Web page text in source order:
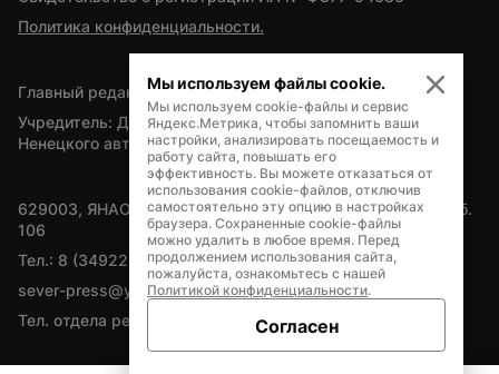
Политика конфиденциальности.
Главный редактор — А.Л. Поздеев
Учредитель: Департамент внутренней политики Ямало-
Ненецкого автономного округа
629003, ЯНАО, Салехард, мкр. Богдана Кнунянца, д.1, каб.
106
Тел.: 8 (34922) 71262
sever-press@yamal-media.ru
Тел. отдела рекламы: 8 (34922) 42728
Мы используем файлы cookie.
Мы используем cookie-файлы и сервис
Яндекс.Метрика, чтобы запомнить ваши
настройки, анализировать посещаемость и
работу сайта, повышать его
эффективность. Вы можете отказаться от
использования cookie-файлов, отключив
самостоятельно эту опцию в настройках
браузера. Сохраненные cookie-файлы
можно удалить в любое время. Перед
продолжением использования сайта,
пожалуйста, ознакомьтесь с нашей
Политикой конфиденциальности.
Согласен